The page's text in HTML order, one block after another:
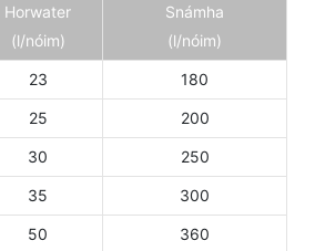
Horwater
(l/nóim)
Snámha
(l/nóim)
23 180
25 200
30 250
35 300
50 360